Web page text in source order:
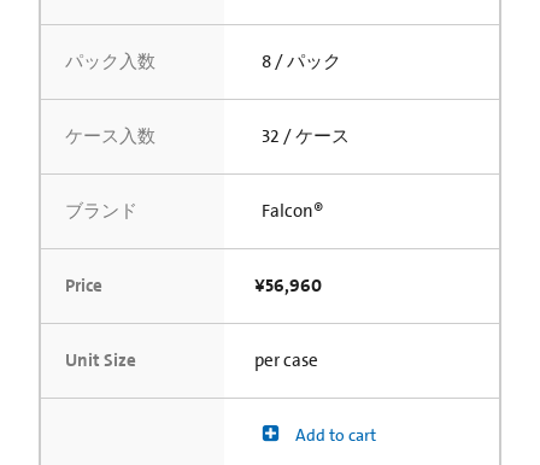
パック入数 8 / パック
ケース入数 32 / ケース
ブランド Falcon®
Price ¥56,960
Unit Size per case
Add to cart